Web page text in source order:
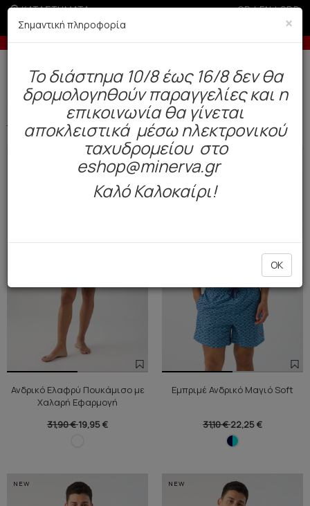
ΚΑΤΑΣΤΗΜΑΤΑ GR|EN|SRB
100€ Έως 3 άτοκες δόσεις με πιστωτική άνω
Δωρεάν αποστολή άνω των 49€. Παράδοση σε 3-5 εργάσιμες.
New-In Ανδρας
Μαγιό (11)
Φίλτρα
ΤΑΞΙΝΟΜΗΣΗ ΑΝΑ
Ανδρικό Ελαφρύ Πουκάμισο με
Χαλαρή Εφαρμογή
31,90 €19,95 €
NEW
Εμπριμέ Ανδρικό Μαγιό Soft
31,10 €22,25 €
NEW NEW
×
Σημαντική πληροφορία
To διάστημα 10/8 έως 16/8 δεν θα
δρομολογηθούν παραγγελίες και η
επικοινωνία θα γίνεται
αποκλειστικά μέσω ηλεκτρονικού
ταχυδρομείου στο
eshop@minerva.gr
Καλό Καλοκαίρι!
OK